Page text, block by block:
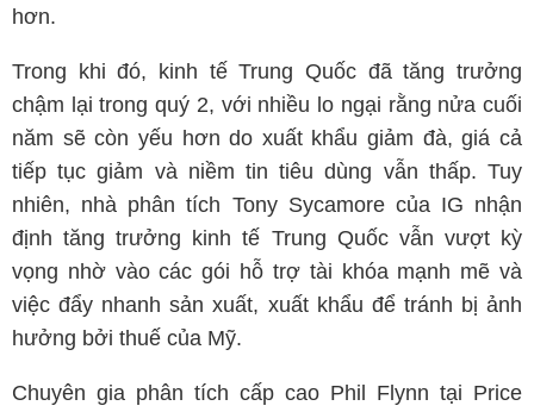
hơn.
Trong khi đó, kinh tế Trung Quốc đã tăng trưởng
chậm lại trong quý 2, với nhiều lo ngại rằng nửa cuối
năm sẽ còn yếu hơn do xuất khẩu giảm đà, giá cả
tiếp tục giảm và niềm tin tiêu dùng vẫn thấp. Tuy
nhiên, nhà phân tích Tony Sycamore của IG nhận
định tăng trưởng kinh tế Trung Quốc vẫn vượt kỳ
vọng nhờ vào các gói hỗ trợ tài khóa mạnh mẽ và
việc đẩy nhanh sản xuất, xuất khẩu để tránh bị ảnh
hưởng bởi thuế của Mỹ.
Chuyên gia phân tích cấp cao Phil Flynn tại Price